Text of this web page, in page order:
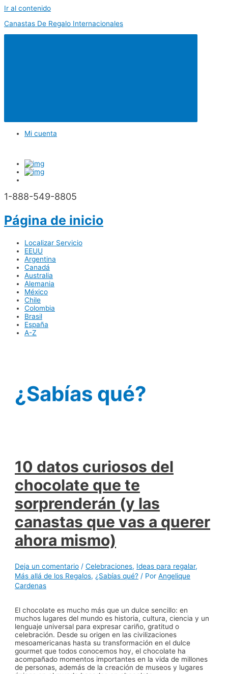
Ir al contenido
Canastas De Regalo Internacionales
Mi cuenta
1-888-549-8805
Página de inicio
Localizar Servicio
EEUU
Argentina
Canadá
Australia
Alemania
México
Chile
Colombia
Brasil
España
A-Z
¿Sabías qué?
10 datos curiosos del
chocolate que te
sorprenderán (y las
canastas que vas a querer
ahora mismo)
Deja un comentario /Celebraciones, Ideas para regalar,
Más allá de los Regalos,¿Sabías qué? / PorAngelique
Cardenas
El chocolate es mucho más que un dulce sencillo: en
muchos lugares del mundo es historia, cultura, ciencia y un
lenguaje universal para expresar cariño, gratitud o
celebración. Desde su origen en las civilizaciones
mesoamericanas hasta su transformación en el dulce
gourmet que todos conocemos hoy, el chocolate ha
acompañado momentos importantes en la vida de millones
de personas, además de la creación de museos y lugares